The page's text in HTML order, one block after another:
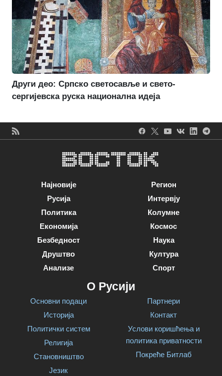
Други део: Српско светосавље и свето-
сергијевска руска национална идеја
Најновије
Русија
Политика
Економија
Безбедност
Друштво
Анализе
Регион
Интервју
Колумне
Космос
Наука
Култура
Спорт
О Русији
Основни подаци
Историја
Политички систем
Религија
Становништво
Језик
Партнери
Контакт
Услови коришћења и
политика приватности
Покреће Битлаб